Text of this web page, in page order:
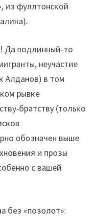
из фуллтонской
Да подлинный-то
неучастие
Алданов) в том
рывке
братству (только
обозначен выше
и прозы
с вашей
без «позолот»: